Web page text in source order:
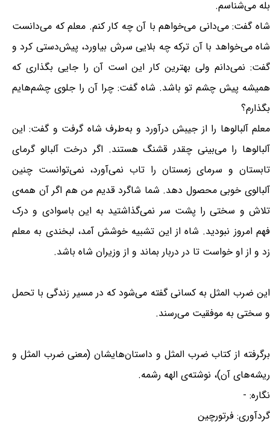
بله می‌شناسم.
شاه گفت: می‌دانی می‌خواهم با آن چه کار کنم. معلم که می‌دانست
شاه می‌خواهد با آن ترکه چه بلایی سرش بیاورد، پیش‌دستی کرد و
گفت: نمی‌دانم ولی بهترین کار این است آن را جایی بگذاری که
همیشه پیش چشم تو باشد. شاه گفت: چرا آن را جلوی چشم‌هایم
بگذارم؟
معلم آلبالوها را از جیبش درآورد و به‌طرف شاه گرفت و گفت: این
آلبالوها را می‌بینی چقدر قشنگ هستند. اگر درخت آلبالو گرمای
تابستان و سرمای زمستان را تاب نمی‌آورد، نمی‌توانست چنین
آلبالوی خوبی محصول دهد. شما شاگرد قدیم من هم اگر آن همه‌ی
تلاش و سختی را پشت سر نمی‌گذاشتید به این باسوادی و درک
فهم امروز نبودید. شاه از این تشبیه خوشش آمد، لبخندی به معلم
زد و از او خواست تا در دربار بماند و از وزیران شاه باشد.
این ضرب المثل به کسانی گفته می‌شود که در مسیر زندگی با تحمل
و سختی به موفقیت می‌رسند.
برگرفته از کتاب ضرب المثل و داستان‌هایشان (معنی ضرب المثل و
ریشه‌های آن)، نوشته‌ی الهه رشمه.
نگاره: -
گردآوری: فرتورچین